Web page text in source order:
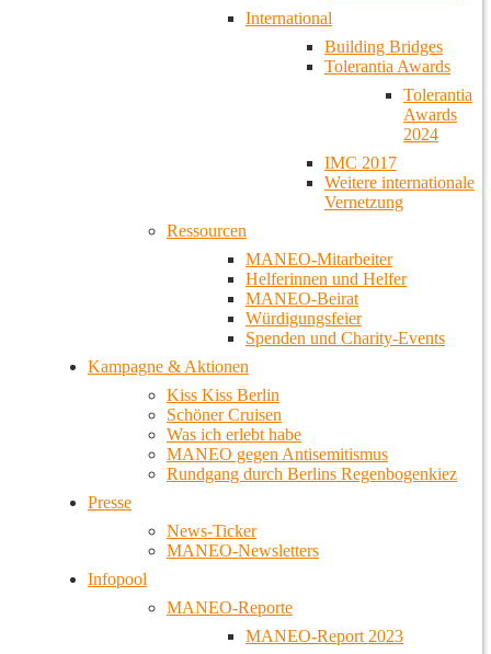
International
Building Bridges
Tolerantia Awards
Tolerantia
Awards
2024
IMC 2017
Weitere internationale
Vernetzung
Ressourcen
MANEO-Mitarbeiter
Helferinnen und Helfer
MANEO-Beirat
Würdigungsfeier
Spenden und Charity-Events
Kampagne & Aktionen
Kiss Kiss Berlin
Schöner Cruisen
Was ich erlebt habe
MANEO gegen Antisemitismus
Rundgang durch Berlins Regenbogenkiez
Presse
News-Ticker
MANEO-Newsletters
Infopool
MANEO-Reporte
MANEO-Report 2023